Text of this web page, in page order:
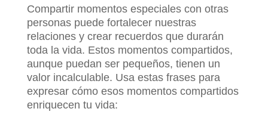
Compartir momentos especiales con otras
personas puede fortalecer nuestras
relaciones y crear recuerdos que durarán
toda la vida. Estos momentos compartidos,
aunque puedan ser pequeños, tienen un
valor incalculable. Usa estas frases para
expresar cómo esos momentos compartidos
enriquecen tu vida: